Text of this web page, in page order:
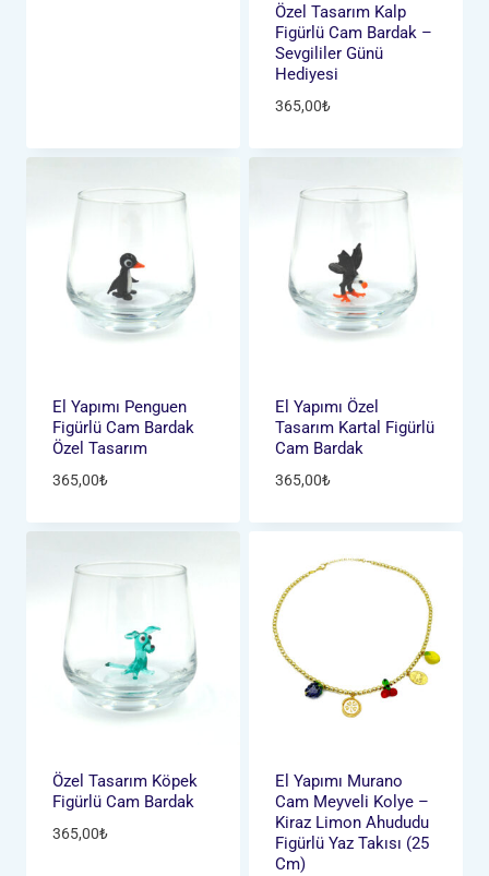
Özel Tasarım Kalp
Figürlü Cam Bardak –
Sevgililer Günü
Hediyesi
365,00₺
El Yapımı Penguen
Figürlü Cam Bardak
Özel Tasarım
365,00₺
El Yapımı Özel
Tasarım Kartal Figürlü
Cam Bardak
365,00₺
Özel Tasarım Köpek
Figürlü Cam Bardak
365,00₺
El Yapımı Murano
Cam Meyveli Kolye –
Kiraz Limon Ahududu
Figürlü Yaz Takısı (25
Cm)